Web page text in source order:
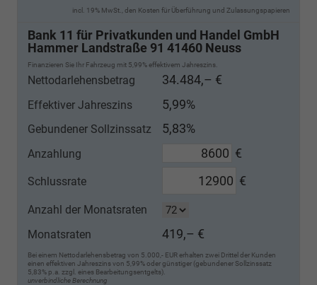
incl. 19% MwSt., den Kosten für Überführung und Zulassungspapieren
Bank 11 für Privatkunden und Handel GmbH
Hammer Landstraße 91 41460 Neuss
Finanzieren Sie Ihr Fahrzeug mit 5,99% effektivem Jahreszins.
Nettodarlehensbetrag 34.484,– €
Effektiver Jahreszins 5,99%
Gebundener Sollzinssatz 5,83%
Anzahlung €
Schlussrate €
Anzahl der Monatsraten
Monatsraten
419,– €
Bei einem Nettodarlehensbetrag von 5.000,- EUR erhalten zwei Drittel der Kunden
einen effektiven Jahreszins von 5,99% oder günstiger (gebundener Sollzinssatz
5,83% p.a. zzgl. eines Bearbeitungsentgelts).
unverbindliche Berechnung